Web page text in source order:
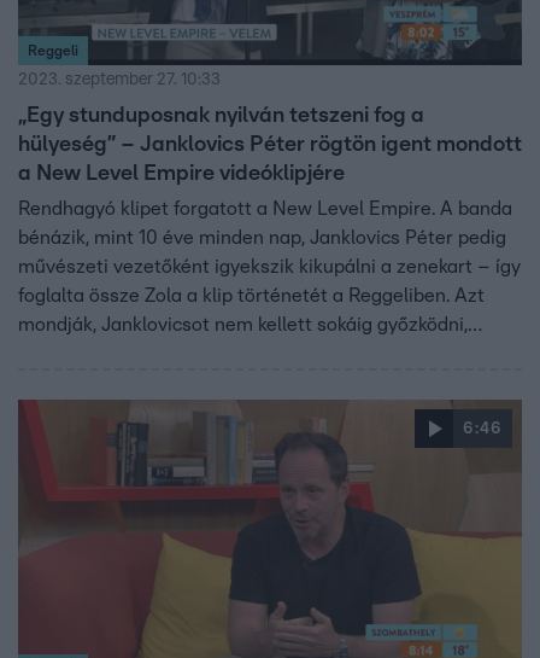
Reggeli
2023. szeptember 27. 10:33
„Egy stunduposnak nyilván tetszeni fog a
hülyeség” – Janklovics Péter rögtön igent mondott
a New Level Empire videóklipjére
Rendhagyó klipet forgatott a New Level Empire. A banda
bénázik, mint 10 éve minden nap, Janklovics Péter pedig
művészeti vezetőként igyekszik kikupálni a zenekart – így
foglalta össze Zola a klip történetét a Reggeliben. Azt
mondják, Janklovicsot nem kellett sokáig győzködni,
6:46